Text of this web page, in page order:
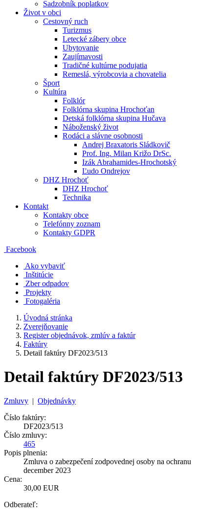
Sadzobník poplatkov
Život v obci
Cestovný ruch
Turizmus
Letecké zábery obce
Ubytovanie
Zaujímavosti
Tradičné kultúrne podujatia
Remeslá, výrobcovia a chovatelia
Šport
Kultúra
Folklór
Folklórna skupina Hrochoťan
Detská folklórna skupina Hučava
Náboženský život
Rodáci a slávne osobnosti
Andrej Braxatoris Sládkovič
Prof. Ing. Milan Križo DrSc.
Izák Abrahamides-Hrochotský
Ľudo Ondrejov
DHZ Hrochoť
DHZ Hrochoť
Technika
Kontakt
Kontakty obce
Telefónny zoznam
Kontakty GDPR
Facebook
Ako vybaviť
Inštitúcie
Zber odpadov
Projekty
Fotogaléria
Úvodná stránka
Zverejňovanie
Register objednávok, zmlúv a faktúr
Faktúry
Detail faktúry DF2023/513
Detail faktúry DF2023/513
Zmluvy | Objednávky
Číslo faktúry:
DF2023/513
Číslo zmluvy:
465
Popis plnenia:
Zmluva o zabezpečení zodpovednej osoby na ochranu
december 2023
Cena:
30,00 EUR
Odberateľ: